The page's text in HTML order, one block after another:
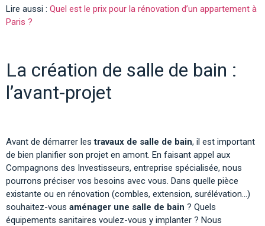
Lire aussi : Quel est le prix pour la rénovation d’un appartement à
Paris ?
La création de salle de bain :
l’avant-projet
Avant de démarrer lestravaux de salle de bain, il est important
de bien planifier son projet en amont. En faisant appel aux
Compagnons des Investisseurs, entreprise spécialisée, nous
pourrons préciser vos besoins avec vous. Dans quelle pièce
existante ou en rénovation (combles, extension, surélévation…)
souhaitez-vous aménager une salle de bain ? Quels
équipements sanitaires voulez-vous y implanter ? Nous